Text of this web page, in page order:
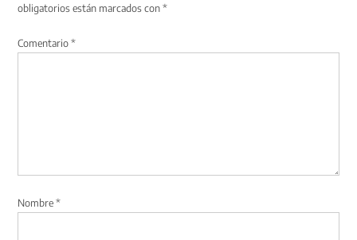
obligatorios están marcados con*
Comentario*
Nombre*